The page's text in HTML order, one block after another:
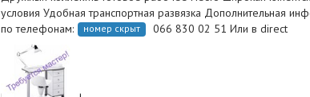
условия Удобная транспортная развязка Дополнительная
по телефонам:
номер скрыт 066 830 02 51 Или в direct